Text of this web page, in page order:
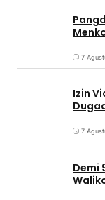
7
Izin
7
Demi